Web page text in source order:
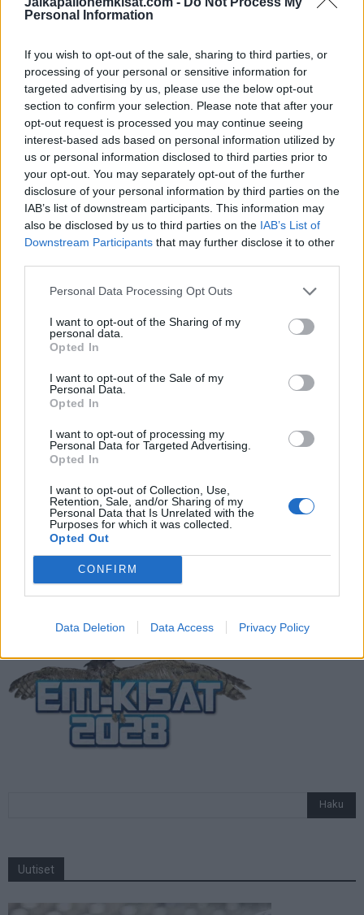
Personal Information
If you wish to opt-out of the sale, sharing to third parties, or
processing of your personal or sensitive information for
targeted advertising by us, please use the below opt-out
section to confirm your selection. Please note that after your
opt-out request is processed you may continue seeing
interest-based ads based on personal information utilized by
us or personal information disclosed to third parties prior to
your opt-out. You may separately opt-out of the further
disclosure of your personal information by third parties on the
IAB’s list of downstream participants. This information may
also be disclosed by us to third parties on the IAB’s List of
Downstream Participants that may further disclose it to other
Personal Data Processing Opt Outs
I want to opt-out of the Sharing of my
personal data.
Opted In
I want to opt-out of the Sale of my
Personal Data.
Opted In
I want to opt-out of processing my
Personal Data for Targeted Advertising.
Opted In
I want to opt-out of Collection, Use,
Retention, Sale, and/or Sharing of my
Personal Data that Is Unrelated with the
Purposes for which it was collected.
Opted Out
CONFIRM
Data Deletion Data Access Privacy Policy
Saku Ylätuvan edustama Tukholman AIK puolestaan hävisi
otettiin vaihtoon hieman ennen tunnin täyttymistä.
Edellinen artikkeli
Liverpoolin päävalmentaja
Seuraava artikkeli
Helmarien Tuija Hyyrysen
LIITTYVÄT ARTIKKELIT
Suomen MM-karsintojen näkymät –
todellinen jalkapallokommentaattorin
Suomi-Hollanti näkyy ilmaiseksi TV:stä –
Jalkapallon U21 EM-kisat 2025 – tässä
otteluohjelma ja Suomen joukkue
Uutiset